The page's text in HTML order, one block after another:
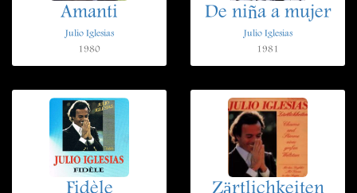
Amanti
Julio Iglesias
1980
De niña a mujer
Julio Iglesias
1981